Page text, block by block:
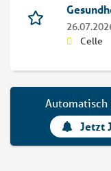
Celle
Automatisch
Jetzt